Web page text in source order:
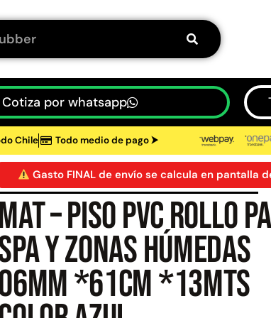
Cotiza por whatsapp
Chile Todo medio de pago ⮞
Gasto FINAL de envío se calcula en pantalla
Mat – Piso PVC rollo
y zonas húmedas
*61cm *13mts
50%